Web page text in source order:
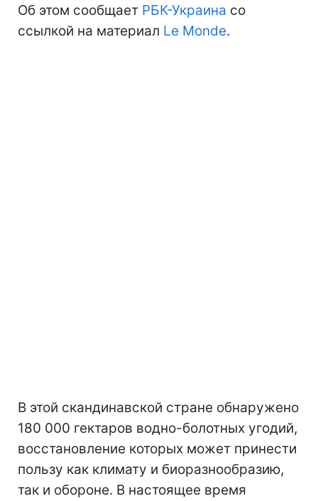
Об этом сообщает РБК-Украина со
ссылкой на материал Le Monde.
В этой скандинавской стране обнаружено
180 000 гектаров водно-болотных угодий,
восстановление которых может принести
пользу как климату и биоразнообразию,
так и обороне. В настоящее время